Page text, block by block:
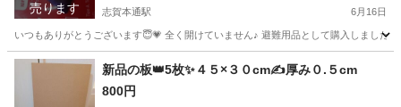
売ります 志賀本通駅 6月16日
いつもありがとうございます😇💗 全く開けていません♪ 避難用品として購入しまし
愛知 名古屋市 志賀本通駅 ベッド 愛知 名古屋市
ベッド Cdw
新品の板👑5枚✨４５×３０cm✍️厚み０.５cm
800円